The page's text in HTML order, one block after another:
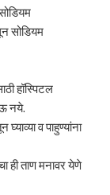
सोडियम
हॉस्पिटल
नये.
व पाहुण्यांना
ही ताण मनावर येणे